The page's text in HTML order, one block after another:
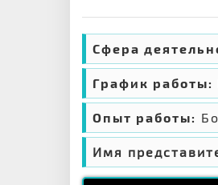
Сфера
График работы:
Опыт работы:
Имя